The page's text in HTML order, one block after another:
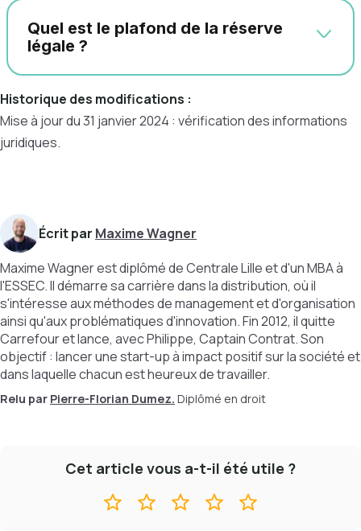
Quel est le plafond de la réserve
légale ?
Historique des modifications :
Mise à jour du 31 janvier 2024 : vérification des informations
juridiques.
Écrit par Maxime Wagner
Maxime Wagner est diplômé de Centrale Lille et d'un MBA à
l'ESSEC. Il démarre sa carrière dans la distribution, où il
s'intéresse aux méthodes de management et d'organisation
ainsi qu'aux problématiques d'innovation. Fin 2012, il quitte
Carrefour et lance, avec Philippe, Captain Contrat. Son
objectif : lancer une start-up à impact positif sur la société et
dans laquelle chacun est heureux de travailler.
Relu par Pierre-Florian Dumez. Diplômé en droit
Cet article vous a-t-il été utile ?